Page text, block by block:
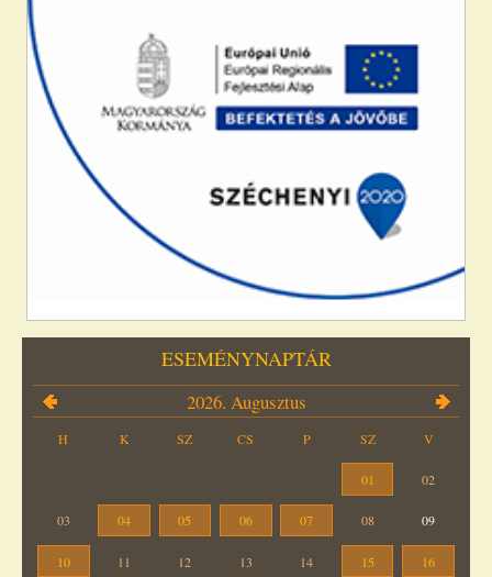
ESEMÉNYNAPTÁR
2026. Augusztus
H K SZ CS P SZ V
01 02
03 04 05 06 07 08 09
10 11 12 13 14 15 16